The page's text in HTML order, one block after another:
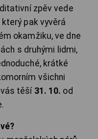
zpěv vede
pak vyvěrá
okamžiku, ve dne
s druhými lidmi,
krátké
všichni
těší 31. 10. od